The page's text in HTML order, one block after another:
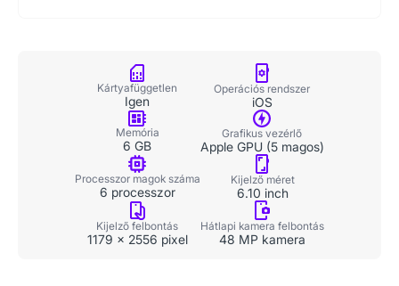
Kártyafüggetlen
Igen
Operációs rendszer
iOS
Memória
6 GB
Grafikus vezérlő
Apple GPU (5 magos)
Processzor magok száma
6 processzor
Kijelző méret
6.10 inch
Kijelző felbontás
1179 x 2556 pixel
Hátlapi kamera felbontás
48 MP kamera